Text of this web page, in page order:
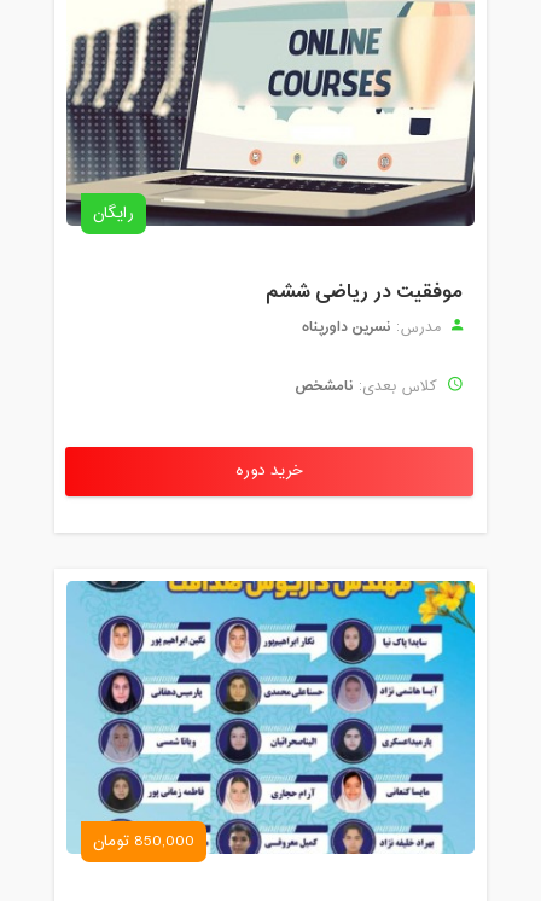
رایگان
موفقیت در ریاضی ششم
مدرس: نسرین داورپناه
کلاس بعدی: نامشخص
خرید دوره
850,000 تومان